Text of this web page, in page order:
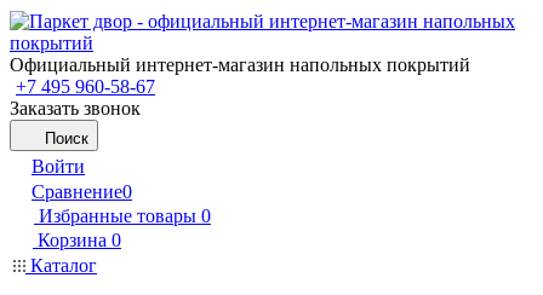
Официальный интернет-магазин напольных покрытий
+7 495 960-58-67
Заказать звонок
Поиск
Войти
Сравнение0
Избранные товары 0
Корзина 0
Каталог